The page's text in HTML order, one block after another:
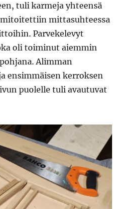
tuli karmeja yhteensä
mitoitettiin mittasuhteessa
Parvekelevyt
oli toiminut aiemmin
Alimman
ensimmäisen kerroksen
puolelle tuli avautuvat